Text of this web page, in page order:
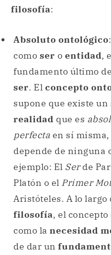
filosofía:
Absoluto ontológico
como ser o entidad,
fundamento último
ser. El concepto
supone que existe un
realidad que es
perfecta en sí misma,
depende de ninguna
ejemplo: El Serde
Platón o el Primer
Aristóteles. A lo largo
filosofía, el concepto
como la necesidad
de dar un